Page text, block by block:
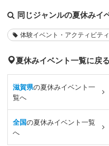
同じジャンルの夏休みイ
体験イベント・アクティビティ
夏休みイベント一覧に戻る
滋賀県の夏休みイベント一
覧へ
全国の夏休みイベント一覧
へ